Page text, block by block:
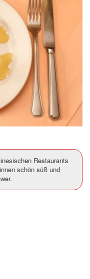
Restaurants
schön süß und